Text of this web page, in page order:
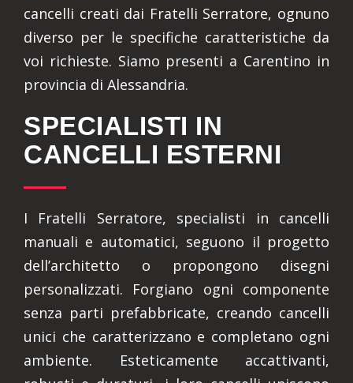
cancelli creati dai Fratelli Serratore, ognuno
diverso per le specifiche caratteristiche da
voi richieste. Siamo presenti a Carentino in
provincia di Alessandria.
SPECIALISTI IN
CANCELLI ESTERNI
I Fratelli Serratore, specialisti in cancelli
manuali e automatici, seguono il progetto
dell’architetto o propongono disegni
personalizzati. Forgiano ogni componente
senza parti prefabbricate, creando cancelli
unici che caratterizzano e completano ogni
ambiente. Esteticamente accattivanti,